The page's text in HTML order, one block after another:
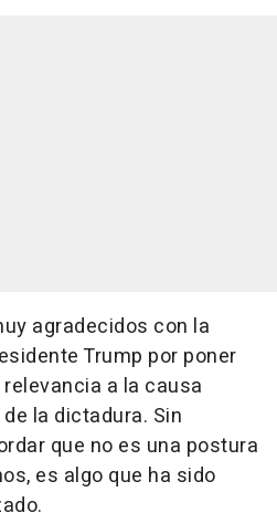
agradecidos con la
Trump por poner
a la causa
la dictadura. Sin
que no es una postura
es algo que ha sido